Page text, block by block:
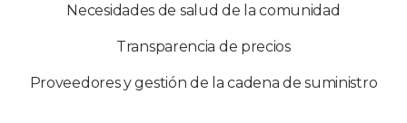
Necesidades de salud de la comunidad
Transparencia de precios
Proveedores y gestión de la cadena de suministro